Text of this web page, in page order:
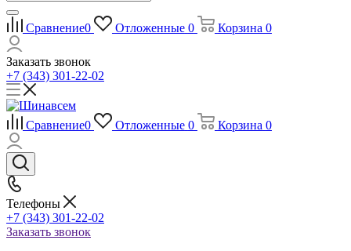
Сравнение0 Отложенные 0 Корзина 0
Заказать звонок
+7 (343) 301-22-02
Сравнение0 Отложенные 0 Корзина 0
Телефоны
+7 (343) 301-22-02
Заказать звонок